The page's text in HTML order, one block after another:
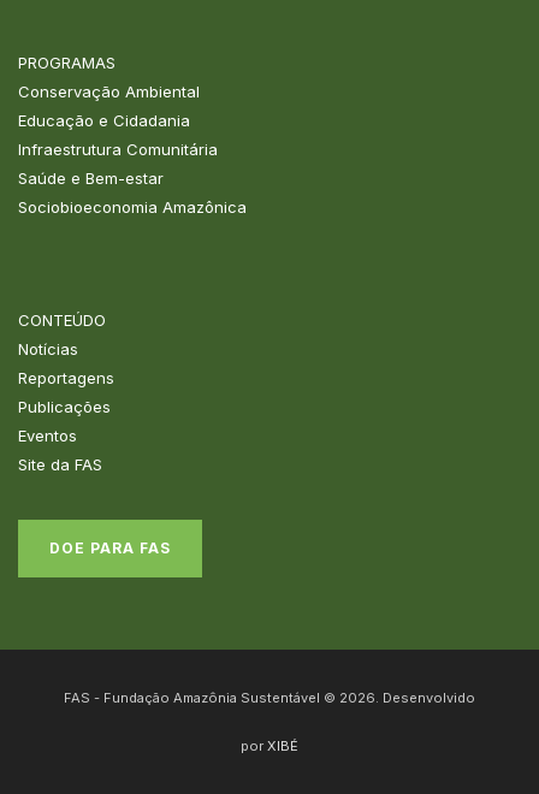
PROGRAMAS
Conservação Ambiental
Educação e Cidadania
Infraestrutura Comunitária
Saúde e Bem-estar
Sociobioeconomia Amazônica
CONTEÚDO
Notícias
Reportagens
Publicações
Eventos
Site da FAS
DOE PARA FAS
FAS - Fundação Amazônia Sustentável © 2026. Desenvolvido
por XIBÉ